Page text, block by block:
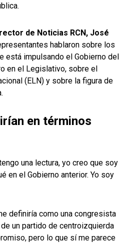
de Noticias RCN, José
hablaron sobre los
está impulsando el Gobierno del
en el Legislativo, sobre el
(ELN) y sobre la figura de
en términos
una lectura, yo creo que soy
en el Gobierno anterior. Yo soy
definiría como una congresista
un partido de centroizquierda
pero lo que sí me parece